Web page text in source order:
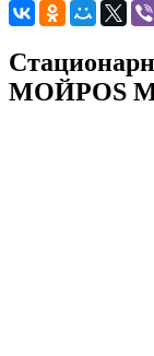
МОЙPOS